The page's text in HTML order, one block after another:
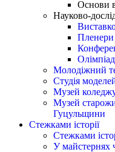
Основи
Науково-
Пленери
Молодіжний
Студія
Музей
Музей
Гуцульщини
Стежками історії
Стежками
У майстернях